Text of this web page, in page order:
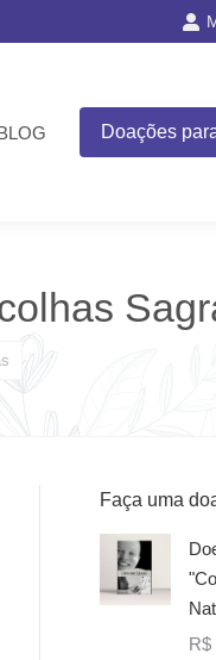
Doações
Faça uma
R$